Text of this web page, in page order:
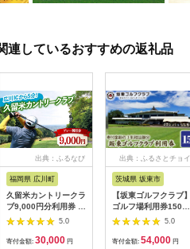
連しているおすすめの返礼品
出典：ふるなび
福岡県 広川町
久留米カントリークラ
ブ9,000円分利用券 /
ゴルフ[AFAD007]
5.0
寄付金額: 30,000 円
出典：ふるさとチョイ
茨城県 坂東市
【坂東ゴルフクラブ】
ゴルフ場利用券15000
円分（寄付金額の3割
相当額分） ／ ゴルフ
プレー 都心から1時間
5.0
寄付金額: 54,000 円